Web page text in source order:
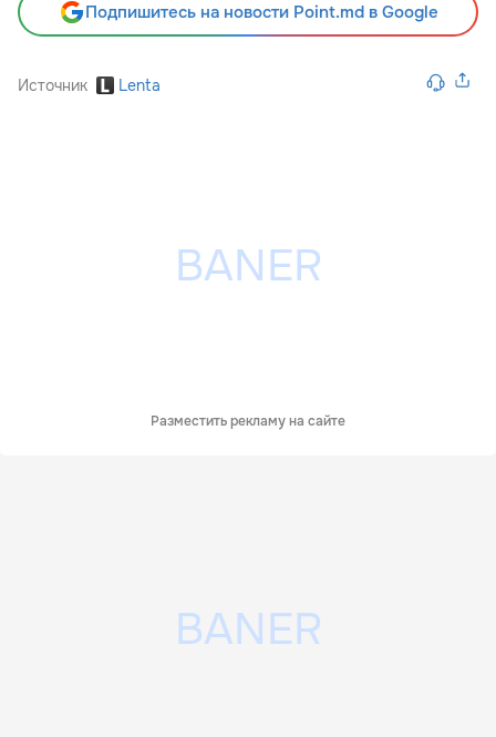
Подпишитесь на новости Point.md в Google
Источник Lenta
Разместить рекламу на сайте